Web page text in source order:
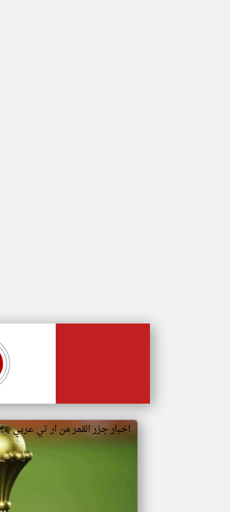
اخبار جزر القمر من ار تي عربي